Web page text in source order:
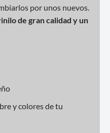
por unos nuevos.
de gran calidad y un
y colores de tu